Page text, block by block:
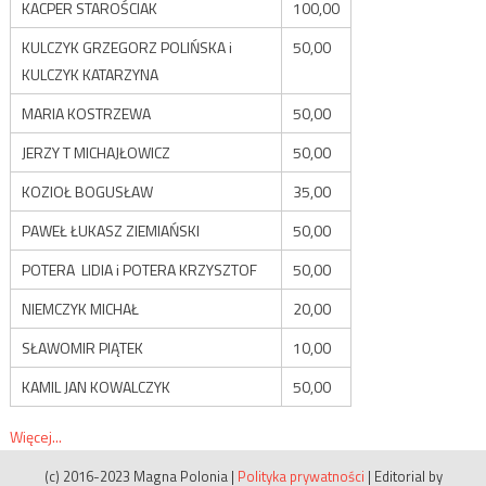
KACPER STAROŚCIAK
100,00
KULCZYK GRZEGORZ POLIŃSKA i
KULCZYK KATARZYNA
50,00
MARIA KOSTRZEWA
50,00
JERZY T MICHAJŁOWICZ
50,00
KOZIOŁ BOGUSŁAW
35,00
PAWEŁ ŁUKASZ ZIEMIAŃSKI
50,00
POTERA LIDIA i POTERA KRZYSZTOF
50,00
NIEMCZYK MICHAŁ
20,00
SŁAWOMIR PIĄTEK
10,00
KAMIL JAN KOWALCZYK
50,00
Więcej...
(c) 2016-2023 Magna Polonia | Polityka prywatności | Editorial by